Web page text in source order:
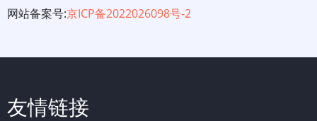
网站备案号:京ICP备2022026098号-2
友情链接